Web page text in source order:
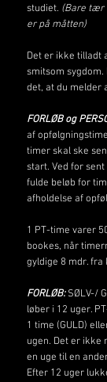
studiet. (Bare tær
er på måtten)
Det er ikke tilladt
smitsom
det, at du melder
FORLØB og
af
timer skal ske
start. Ved for
fulde beløb for
afholdelse af
1 PT-time varer
bookes, når
gyldige 8 mdr. fra
FORLØB:SØLV-/
løber i 12 uger.
1 time (GULD)
ugen. Det er ikke
en uge til en
Efter 12 uger